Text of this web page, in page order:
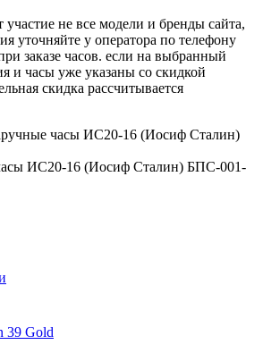
не все модели и бренды сайта,
уточняйте у оператора по телефону
заказе часов. если на выбранный
и часы уже указаны со скидкой
скидка рассчитывается
ИС20-16 (Иосиф Сталин) БПС-001-